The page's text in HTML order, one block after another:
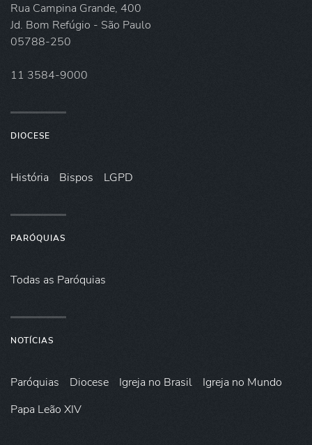
Rua Campina Grande, 400
Jd. Bom Refúgio - São Paulo
05788-250
11 3584-9000
DIOCESE
História Bispos LGPD
PARÓQUIAS
Todas as Paróquias
NOTÍCIAS
Paróquias Diocese Igreja no Brasil
Igreja no Mundo
Papa Leão XIV